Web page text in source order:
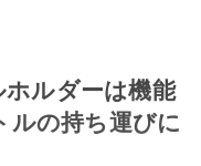
ホルダーは機能
ルの持ち運びに